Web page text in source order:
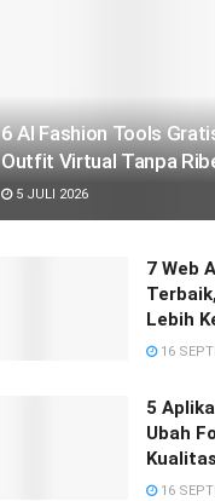
6 AI Fashion Tools
Outfit Virtual Tanpa
5 JULI 2026
7 Web
Lebih
16
5
Ubah
16